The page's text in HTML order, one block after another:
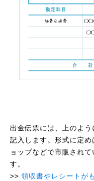
出金伝票には、上のよ
記入します。形式に定
ョップなどで市販され
す。
>> 領収書やレシートが